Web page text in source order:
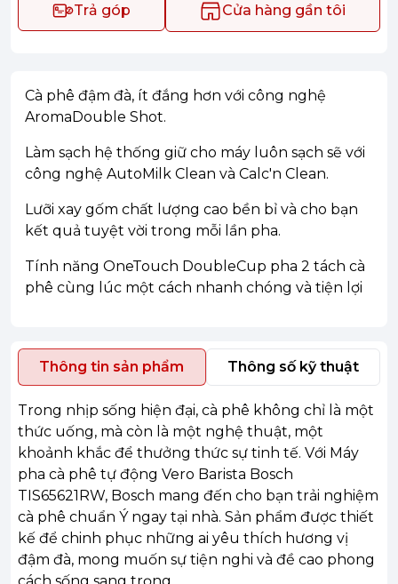
Trả góp Cửa hàng gần tôi
Cà phê đậm đà, ít đắng hơn với công nghệ
AromaDouble Shot.
Làm sạch hệ thống giữ cho máy luôn sạch sẽ với
công nghệ AutoMilk Clean và Calc'n Clean.
Lưỡi xay gốm chất lượng cao bền bỉ và cho bạn
kết quả tuyệt vời trong mỗi lần pha.
Tính năng OneTouch DoubleCup pha 2 tách cà
phê cùng lúc một cách nhanh chóng và tiện lợi
Thông tin sản phẩm Thông số kỹ thuật
Trong nhịp sống hiện đại, cà phê không chỉ là một
thức uống, mà còn là một nghệ thuật, một
khoảnh khắc để thưởng thức sự tinh tế. Với Máy
pha cà phê tự động Vero Barista Bosch
TIS65621RW, Bosch mang đến cho bạn trải nghiệm
cà phê chuẩn Ý ngay tại nhà. Sản phẩm được thiết
kế để chinh phục những ai yêu thích hương vị
đậm đà, mong muốn sự tiện nghi và đề cao phong